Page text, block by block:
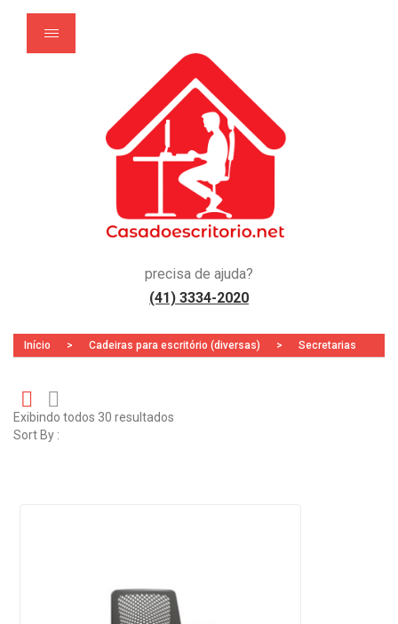
precisa de ajuda?
(41) 3334-2020
Início > Cadeiras para escritório (diversas) > Secretarias
Gr Li
Exibindo todos 30 resultados
Sort By :